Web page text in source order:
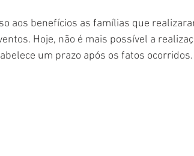
aos benefícios as famílias que
Hoje, não é mais possível a
um prazo após os fatos ocorridos.